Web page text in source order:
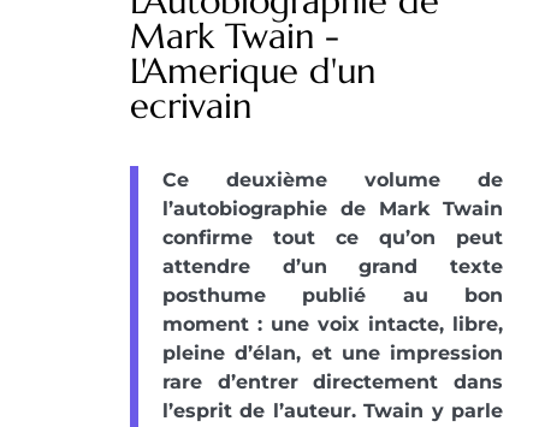
Mark Twain -
L'Amerique d'un
ecrivain
Ce deuxième volume de
l’autobiographie de Mark Twain
confirme tout ce qu’on peut
attendre d’un grand texte
posthume publié au bon
moment : une voix intacte, libre,
pleine d’élan, et une impression
rare d’entrer directement dans
l’esprit de l’auteur. Twain y parle